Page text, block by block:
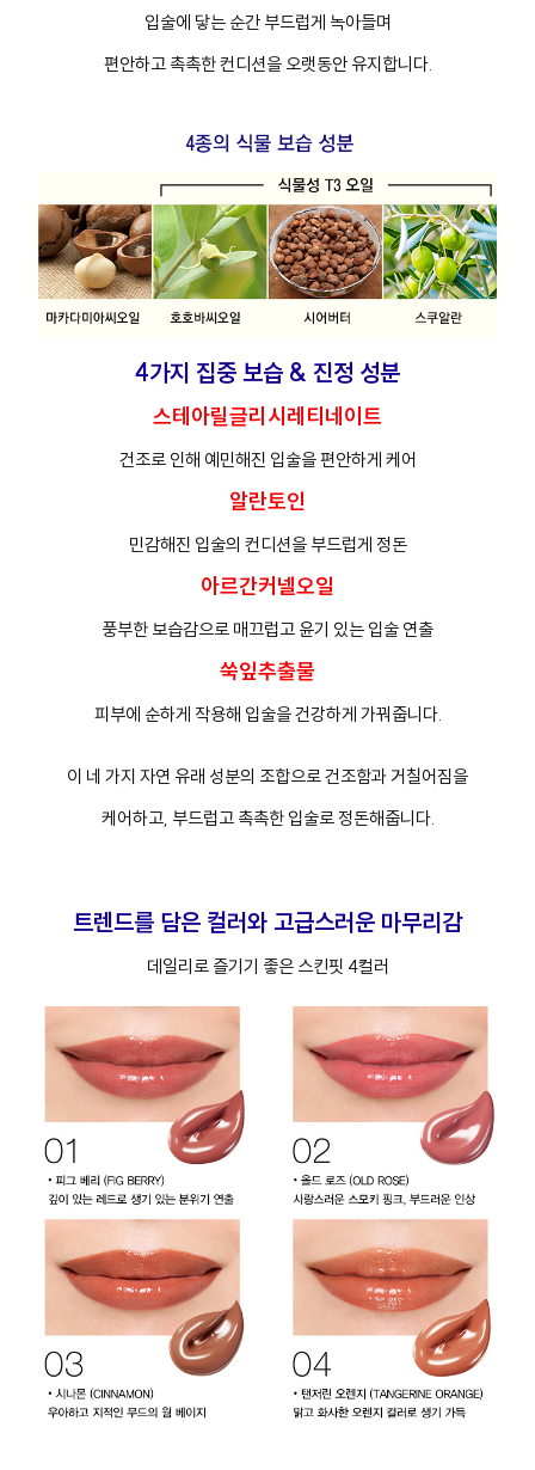
입술에 닿는 순간 부드럽게 녹아들며
편안하고 촉촉한 컨디션을 오랫동안 유지합니다.
4가지 집중 보습 & 진정 성분
스테아릴글리시레티네이트
건조로 인해 예민해진 입술을 편안하게 케어
알란토인
민감해진 입술의 컨디션을 부드럽게 정돈
아르간커넬오일
풍부한 보습감으로 매끄럽고 윤기 있는 입술 연출
쑥잎추출물
피부에 순하게 작용해 입술을 건강하게 가꿔줍니다.
이 네 가지 자연 유래 성분의 조합으로 건조함과 거칠어짐을
케어하고, 부드럽고 촉촉한 입술로 정돈해줍니다.
트렌드를 담은 컬러와 고급스러운 마무리감
데일리로 즐기기 좋은 스킨핏 4컬러